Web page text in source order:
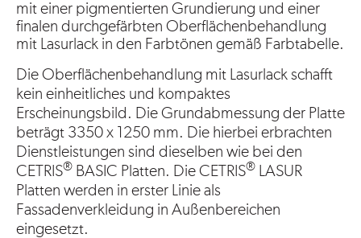
mit einer pigmentierten Grundierung und einer
finalen durchgefärbten Oberflächenbehandlung
mit Lasurlack in den Farbtönen gemäß Farbtabelle.
Die Oberflächenbehandlung mit Lasurlack schafft
kein einheitliches und kompaktes
Erscheinungsbild. Die Grundabmessung der Platte
beträgt 3350 x 1250 mm. Die hierbei erbrachten
Dienstleistungen sind dieselben wie bei den
CETRIS® BASIC Platten. Die CETRIS® LASUR
Platten werden in erster Linie als
Fassadenverkleidung in Außenbereichen
eingesetzt.